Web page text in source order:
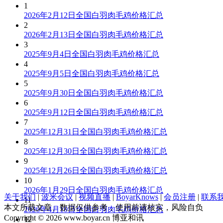
1
2026年2月12日全国白羽肉毛鸡价格汇总
2
2026年2月13日全国白羽肉毛鸡价格汇总
3
2025年9月4日全国白羽肉毛鸡价格汇总
4
2025年9月5日全国白羽肉毛鸡价格汇总
5
2025年9月30日全国白羽肉毛鸡价格汇总
6
2025年9月12日全国白羽肉毛鸡价格汇总
7
2025年12月31日全国白羽肉毛鸡价格汇总
8
2025年12月30日全国白羽肉毛鸡价格汇总
9
2025年12月26日全国白羽肉毛鸡价格汇总
10
2026年1月29日全国白羽肉毛鸡价格汇总
11
2026年4月10日全国白羽肉毛鸡价格汇总
12
关于我们 | 波米会议 | 视频直播 | BoyarKnows| 会员注册 | 联系
本文所载文章、数据仅供参考，使用前请核实，风险自负
Copyright © 2026 www.boyar.cn 博亚和讯